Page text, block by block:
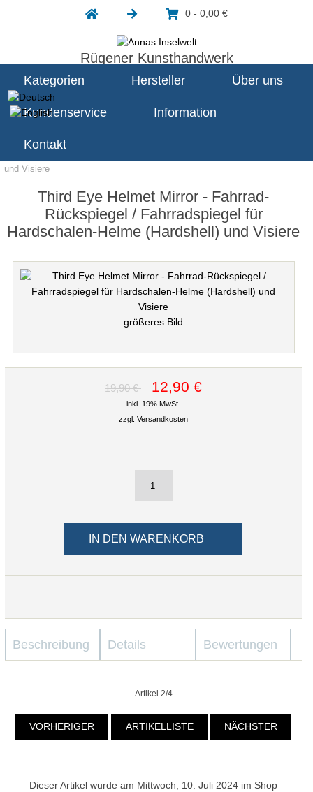
0 - 0,00 €
Rügener Kunsthandwerk
Kategorien Hersteller Über uns
Kundenservice Information
Kontakt
Startseite Third Eye Fahrradspiegel
und Visiere
Third Eye Helmet Mirror - Fahrrad-
Rückspiegel / Fahrradspiegel für
Hardschalen-Helme (Hardshell) und Visiere
größeres Bild
19,90 € 12,90 €
inkl. 19% MwSt.
zzgl.Versandkosten
Beschreibung Details Bewertungen
Artikel 2/4
VORHERIGER ARTIKELLISTE NÄCHSTER
Dieser Artikel wurde am Mittwoch, 10. Juli 2024 im Shop